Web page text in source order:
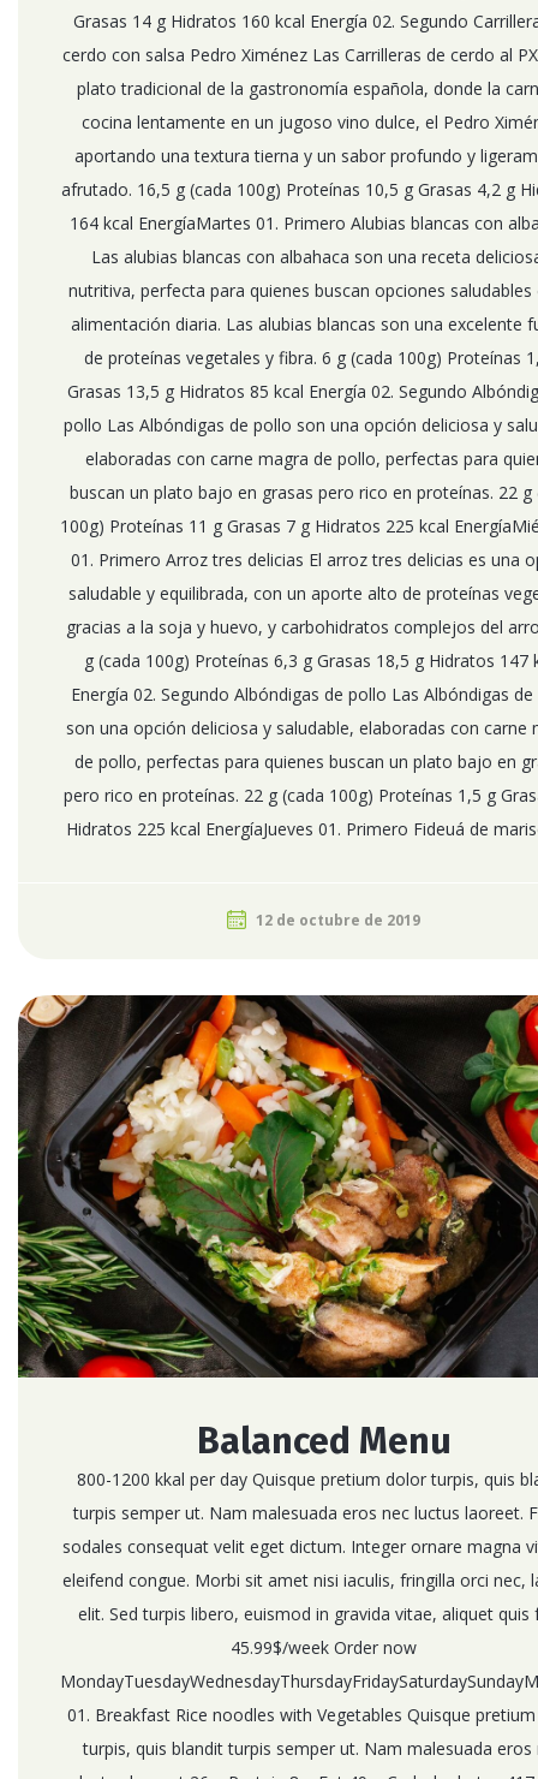
Grasas 14 g Hidratos 160 kcal Energía 02. Segundo
cerdo con salsa Pedro Ximénez Las Carrilleras de cerdo al
plato tradicional de la gastronomía española, donde la
cocina lentamente en un jugoso vino dulce, el Pedro
aportando una textura tierna y un sabor profundo y
afrutado. 16,5 g (cada 100g) Proteínas 10,5 g Grasas 4,2 g
164 kcal EnergíaMartes 01. Primero Alubias blancas con
Las alubias blancas con albahaca son una receta
nutritiva, perfecta para quienes buscan opciones saludables
alimentación diaria. Las alubias blancas son una excelente
de proteínas vegetales y fibra. 6 g (cada 100g) Proteínas
Grasas 13,5 g Hidratos 85 kcal Energía 02. Segundo
pollo Las Albóndigas de pollo son una opción deliciosa y
elaboradas con carne magra de pollo, perfectas para
buscan un plato bajo en grasas pero rico en proteínas. 22 g
100g) Proteínas 11 g Grasas 7 g Hidratos 225 kcal
01. Primero Arroz tres delicias El arroz tres delicias es una
saludable y equilibrada, con un aporte alto de proteínas
gracias a la soja y huevo, y carbohidratos complejos del
g (cada 100g) Proteínas 6,3 g Grasas 18,5 g Hidratos 147
Energía 02. Segundo Albóndigas de pollo Las Albóndigas
son una opción deliciosa y saludable, elaboradas con carne
de pollo, perfectas para quienes buscan un plato bajo en
pero rico en proteínas. 22 g (cada 100g) Proteínas 1,5 g
Hidratos 225 kcal EnergíaJueves 01. Primero Fideuá de
12 de octubre de 2019
Balanced Menu
800-1200 kkal per day Quisque pretium dolor turpis, quis
turpis semper ut. Nam malesuada eros nec luctus laoreet.
sodales consequat velit eget dictum. Integer ornare magna
eleifend congue. Morbi sit amet nisi iaculis, fringilla orci nec,
elit. Sed turpis libero, euismod in gravida vitae, aliquet quis
45.99$/week Order now
01. Breakfast Rice noodles with Vegetables Quisque
turpis, quis blandit turpis semper ut. Nam malesuada eros